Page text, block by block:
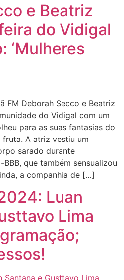
e Beatriz
do Vidigal
‘Mulheres
FM Deborah Secco e Beatriz
do Vidigal com um
para as suas fantasias do
fruta. A atriz vestiu um
sarado durante
que também sensualizou
a companhia de […]
Luan
Lima